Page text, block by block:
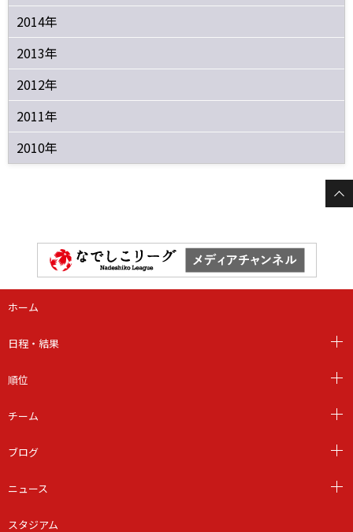
2014年
2013年
2012年
2011年
2010年
ホーム
日程・結果
順位
チーム
ブログ
ニュース
スタジアム